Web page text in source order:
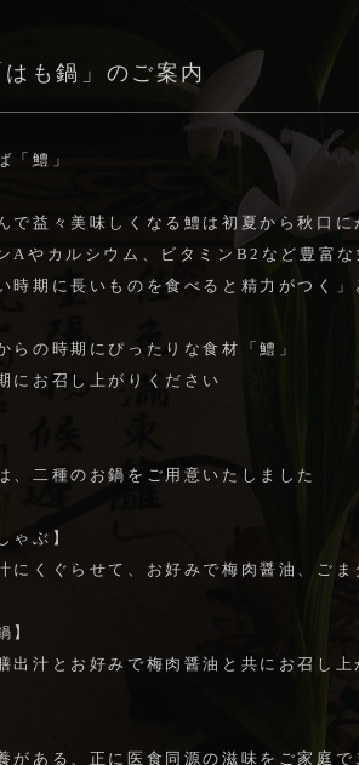
も鍋」のご案内
「鱧」
で益々美味しくなる鱧は初夏から秋口
Aやカルシウム、ビタミンB2など豊富な
時期に長いものを食べると精力がつく
らの時期にぴったりな食材「鱧」
にお召し上がりください
、二種のお鍋をご用意いたしました
ゃぶ】
にくぐらせて、お好みで梅肉醤油、ご
】
出汁とお好みで梅肉醤油と共にお召し上
がある、正に医食同源の滋味をご家庭で